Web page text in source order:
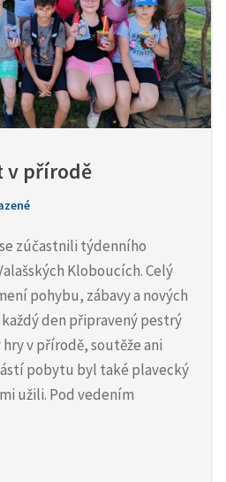
v přírodě
se zúčastnili týdenního
Kloboucích. Celý
pohybu, zábavy a nových
den připravený pestrý
v přírodě, soutěže ani
pobytu byl také plavecký
užili. Pod vedením